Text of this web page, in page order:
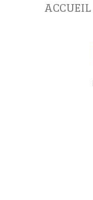
ACCUEIL